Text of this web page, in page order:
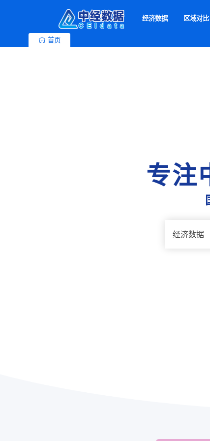
经济数据 区域对比
首页